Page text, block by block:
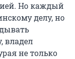
Но каждый
делу, но
владел
не только